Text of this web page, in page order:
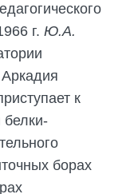
г. Ю.А.
к
белки-
борах